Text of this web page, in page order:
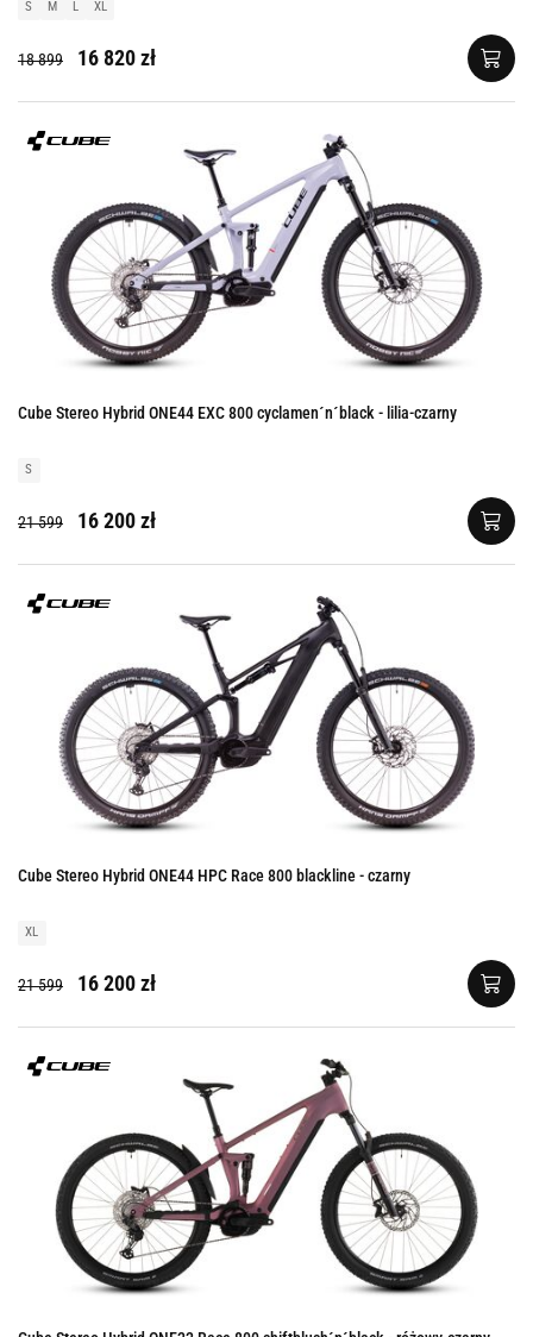
S M L XL
18 899 16 820 zł
Cube Stereo Hybrid ONE44 EXC 800 cyclamen´n´black - lilia-czarny
S
21 599 16 200 zł
Cube Stereo Hybrid ONE44 HPC Race 800 blackline - czarny
XL
21 599 16 200 zł